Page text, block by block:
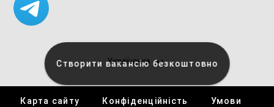
Українська
Створити вакансію безкоштовно
Карта сайту Конфіденційність Умови